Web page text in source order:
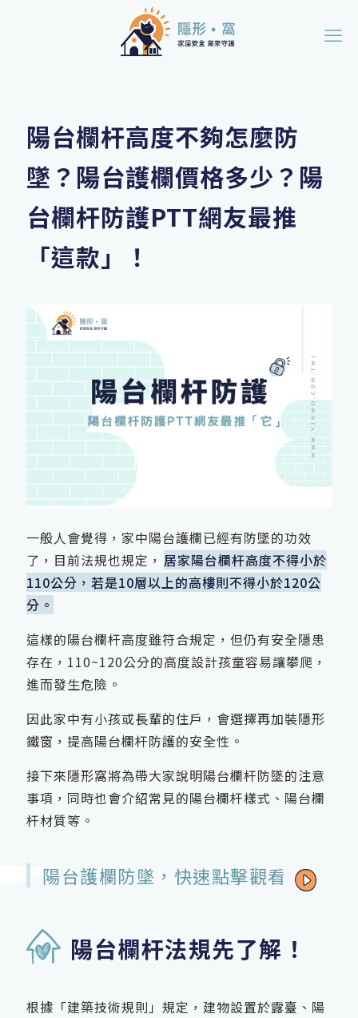
陽台欄杆高度不夠怎麼防
墜？陽台護欄價格多少？陽
台欄杆防護PTT網友最推
「這款」！
一般人會覺得，家中陽台護欄已經有防墜的功效
了，目前法規也規定， 居家陽台欄杆高度不得小於
110公分，若是10層以上的高樓則不得小於120公
分。
這樣的陽台欄杆高度雖符合規定，但仍有安全隱患
存在，110~120公分的高度設計孩童容易讓攀爬，
進而發生危險。
因此家中有小孩或長輩的住戶，會選擇再加裝隱形
鐵窗，提高陽台欄杆防護的安全性。
接下來隱形窩將為帶大家說明陽台欄杆防墜的注意
事項，同時也會介紹常見的陽台欄杆樣式、陽台欄
杆材質等。
陽台護欄防墜，快速點擊觀看
陽台欄杆法規先了解！
根據「建築技術規則」規定，建物設置於露臺、陽